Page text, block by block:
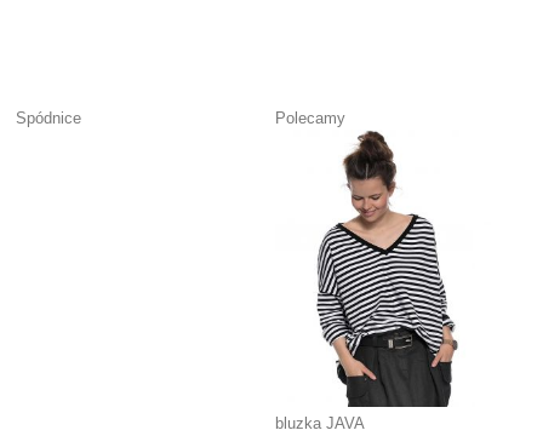
Spódnice
Polecamy
bluzka JAVA